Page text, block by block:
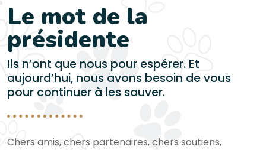
Le mot de la
présidente
Ils n’ont que nous pour espérer. Et
aujourd’hui, nous avons besoin de vous
pour continuer à les sauver.
Chers amis, chers partenaires, chers soutiens,